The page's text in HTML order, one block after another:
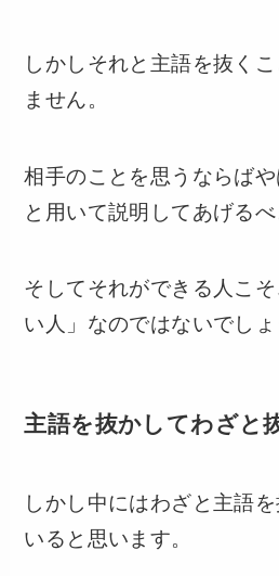
しかしそれと主語を抜く
ません。
相手のことを思うならば
と用いて説明してあげるべ
そしてそれができる人こ
い人」なのではないでしょ
主語を抜かしてわざと
しかし中にはわざと主語
いると思います。